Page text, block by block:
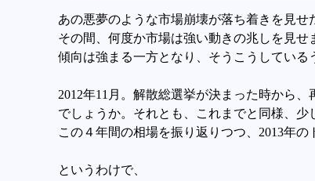
あの悪夢のような市場崩壊が落ち着きを見せ
その間、何度か市場は強い動きの兆しを見
傾向は強まる一方となり、そうこうしている
2012年11月。解散総選挙が決まった時から
でしょうか。それとも、これまでと同様、
この４年間の相場を振り返りつつ、2013年
というわけで、